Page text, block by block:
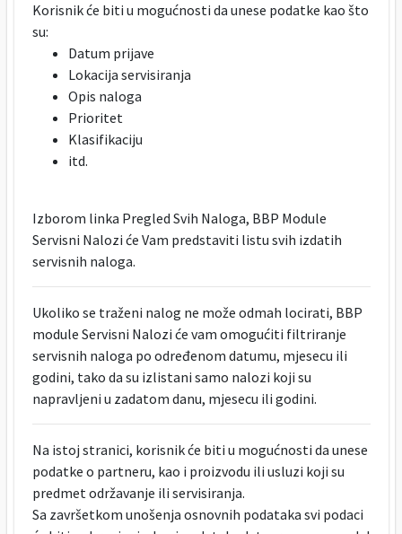
Korisnik će biti u mogućnosti da unese podatke kao što
su:
Datum prijave
Lokacija servisiranja
Opis naloga
Prioritet
Klasifikaciju
itd.
Izborom linka Pregled Svih Naloga, BBP Module
Servisni Nalozi će Vam predstaviti listu svih izdatih
servisnih naloga.
Ukoliko se traženi nalog ne može odmah locirati, BBP
module Servisni Nalozi će vam omogućiti filtriranje
servisnih naloga po određenom datumu, mjesecu ili
godini, tako da su izlistani samo nalozi koji su
napravljeni u zadatom danu, mjesecu ili godini.
Na istoj stranici, korisnik će biti u mogućnosti da unese
podatke o partneru, kao i proizvodu ili usluzi koji su
predmet održavanje ili servisiranja.
Sa završetkom unošenja osnovnih podataka svi podaci